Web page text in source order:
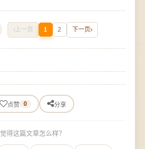
上一页 1 2 下一页
点赞 0 分享
觉得这篇文章怎么样？